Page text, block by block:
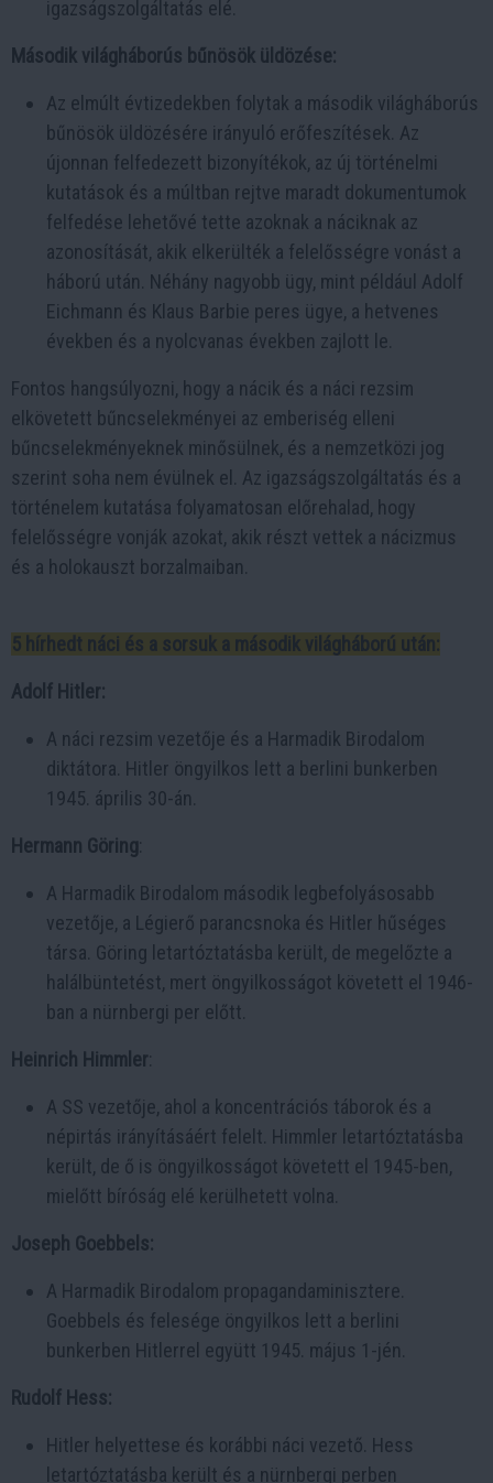
igazságszolgáltatás elé.
Második világháborús bűnösök üldözése:
Az elmúlt évtizedekben folytak a második világháborús
bűnösök üldözésére irányuló erőfeszítések. Az
újonnan felfedezett bizonyítékok, az új történelmi
kutatások és a múltban rejtve maradt dokumentumok
felfedése lehetővé tette azoknak a náciknak az
azonosítását, akik elkerülték a felelősségre vonást a
háború után. Néhány nagyobb ügy, mint például Adolf
Eichmann és Klaus Barbie peres ügye, a hetvenes
években és a nyolcvanas években zajlott le.
Fontos hangsúlyozni, hogy a nácik és a náci rezsim
elkövetett bűncselekményei az emberiség elleni
bűncselekményeknek minősülnek, és a nemzetközi jog
szerint soha nem évülnek el. Az igazságszolgáltatás és a
történelem kutatása folyamatosan előrehalad, hogy
felelősségre vonják azokat, akik részt vettek a nácizmus
és a holokauszt borzalmaiban.
5 hírhedt náci és a sorsuk a második világháború után:
Adolf Hitler:
A náci rezsim vezetője és a Harmadik Birodalom
diktátora. Hitler öngyilkos lett a berlini bunkerben
1945. április 30-án.
Hermann Göring
A Harmadik Birodalom második legbefolyásosabb
vezetője, a Légierő parancsnoka és Hitler hűséges
társa. Göring letartóztatásba került, de megelőzte a
halálbüntetést, mert öngyilkosságot követett el 1946-
ban a nürnbergi per előtt.
Heinrich Himmler
A SS vezetője, ahol a koncentrációs táborok és a
népirtás irányításáért felelt. Himmler letartóztatásba
került, de ő is öngyilkosságot követett el 1945-ben,
mielőtt bíróság elé kerülhetett volna.
Joseph Goebbels:
A Harmadik Birodalom propagandaminisztere.
Goebbels és felesége öngyilkos lett a berlini
bunkerben Hitlerrel együtt 1945. május 1-jén.
Rudolf Hess:
Hitler helyettese és korábbi náci vezető. Hess
letartóztatásba került és a nürnbergi perben